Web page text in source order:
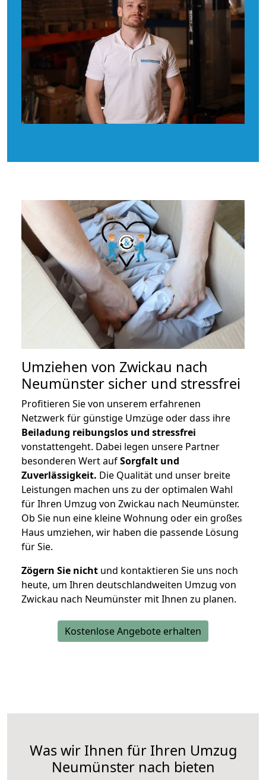
Umziehen von Zwickau nach
Neumünster sicher und stressfrei
Profitieren Sie von unserem erfahrenen
Netzwerk für günstige Umzüge oder dass ihre
Beiladung reibungslos und stressfrei
vonstattengeht. Dabei legen unsere Partner
besonderen Wert aufSorgfalt und
Zuverlässigkeit. Die Qualität und unser breite
Leistungen machen uns zu der optimalen Wahl
für Ihren Umzug von Zwickau nach Neumünster.
Ob Sie nun eine kleine Wohnung oder ein großes
Haus umziehen, wir haben die passende Lösung
für Sie.
Zögern Sie nicht und kontaktieren Sie uns noch
heute, um Ihren deutschlandweiten Umzug von
Zwickau nach Neumünster mit Ihnen zu planen.
Kostenlose Angebote erhalten
Was wir Ihnen für Ihren Umzug
Neumünster nach bieten